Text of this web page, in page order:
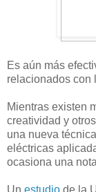
Es aún más
relacionados con
Mientras existen
creatividad y
una nueva
eléctricas
ocasiona una